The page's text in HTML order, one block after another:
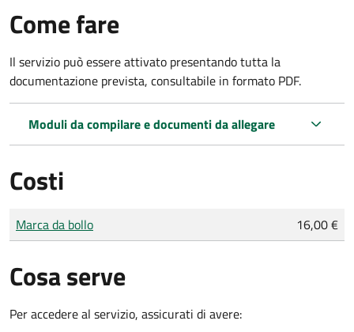
Come fare
Il servizio può essere attivato presentando tutta la
documentazione prevista, consultabile in formato PDF.
Moduli da compilare e documenti da allegare
Costi
Tipo di pagamento
Importo
Marca da bollo 16,00 €
Cosa serve
Per accedere al servizio, assicurati di avere: